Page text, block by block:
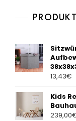
13,43€
Kids
239,00